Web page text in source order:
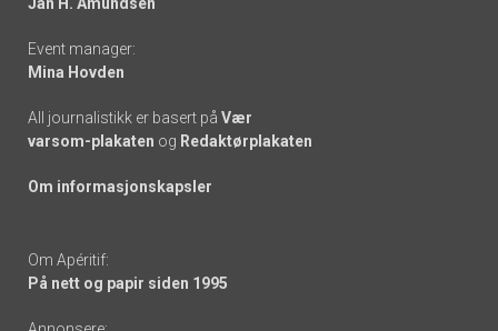
Event manager:
Mina Hovden
All journalistikk er basert på Vær
varsom-plakaten og Redaktørplakaten
Om informasjonskapsler
Om Apéritif:
På nett og papir siden 1995